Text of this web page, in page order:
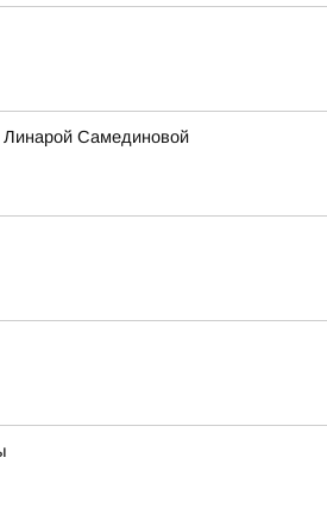
Линарой Самединовой